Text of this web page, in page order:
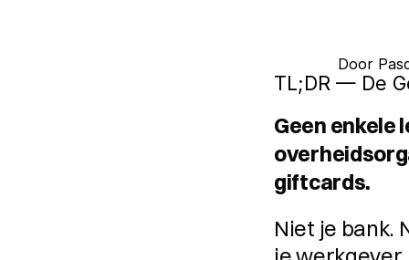
Door
TL;DR — De
Geen enkele
giftcards.
Niet je bank.